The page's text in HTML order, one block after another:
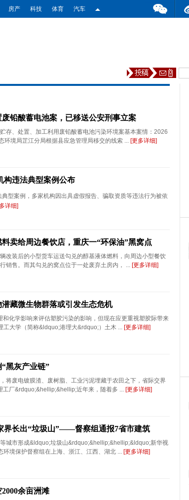
房产 科技 体育 汽车
铅酸蓄电池案，已移送公安刑事立案
存、处置、加工利用废铅酸蓄电池污染环境案基本案情：2026
环境局芷江分局根据县应急管理局移交的线索 ... [更多详细]
构违法典型案例公布
型案例，多家机构因出具虚假报告、骗取资质等违法行为被依
详细]
卖给周边餐饮店，重庆一“环保油”黑窝点
改装后的小型货车运送勾兑的醇基液体燃料，向周边小型餐饮
销售。而其勾兑的窝点位于一处废弃土房内， ... [更多详细]
藏微生物群落或引发生态危机
化学影响来评估塑胶污染的影响，但现在应更重视塑胶际带来
工大学（简称&ldquo;港理大&rdquo;）土木 ... [更多详细]
黑灰产业链”
将废电镀膜渣、废树脂、工业污泥埋藏于农田之下，省际交界
工厂&rdquo;&hellip;&hellip;近年来，随着多 ... [更多详细]
界长出“垃圾山”——督察组通报7省市建筑
城市形成&ldquo;垃圾山&rdquo;&hellip;&hellip;&ldquo;新华视
环境保护督察组在上海、浙江、江西、湖北 ... [更多详细]
余亩洲滩